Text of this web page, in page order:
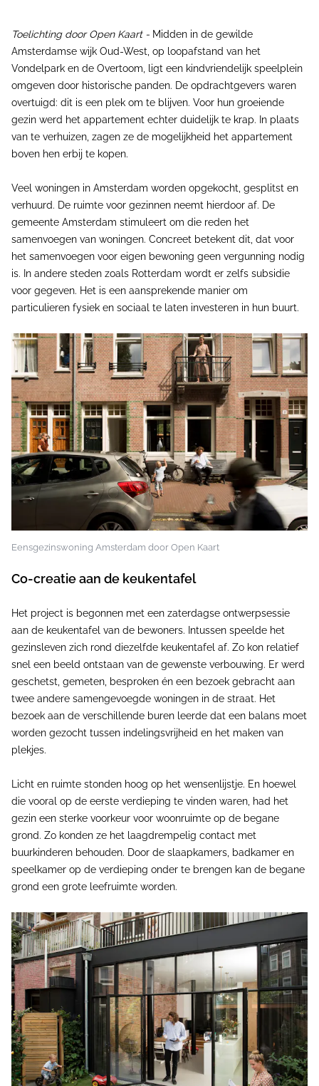
Toelichting door Open Kaart - Midden in de gewilde
Amsterdamse wijk Oud-West, op loopafstand van het
Vondelpark en de Overtoom, ligt een kindvriendelijk speelplein
omgeven door historische panden. De opdrachtgevers waren
overtuigd: dit is een plek om te blijven. Voor hun groeiende
gezin werd het appartement echter duidelijk te krap. In plaats
van te verhuizen, zagen ze de mogelijkheid het appartement
boven hen erbij te kopen.
Veel woningen in Amsterdam worden opgekocht, gesplitst en
verhuurd. De ruimte voor gezinnen neemt hierdoor af. De
gemeente Amsterdam stimuleert om die reden het
samenvoegen van woningen. Concreet betekent dit, dat voor
het samenvoegen voor eigen bewoning geen vergunning nodig
is. In andere steden zoals Rotterdam wordt er zelfs subsidie
voor gegeven. Het is een aansprekende manier om
particulieren fysiek en sociaal te laten investeren in hun buurt.
Eensgezinswoning Amsterdam door Open Kaart
Co-creatie aan de keukentafel
Het project is begonnen met een zaterdagse ontwerpsessie
aan de keukentafel van de bewoners. Intussen speelde het
gezinsleven zich rond diezelfde keukentafel af. Zo kon relatief
snel een beeld ontstaan van de gewenste verbouwing. Er werd
geschetst, gemeten, besproken én een bezoek gebracht aan
twee andere samengevoegde woningen in de straat. Het
bezoek aan de verschillende buren leerde dat een balans moet
worden gezocht tussen indelingsvrijheid en het maken van
plekjes.
Licht en ruimte stonden hoog op het wensenlijstje. En hoewel
die vooral op de eerste verdieping te vinden waren, had het
gezin een sterke voorkeur voor woonruimte op de begane
grond. Zo konden ze het laagdrempelig contact met
buurkinderen behouden. Door de slaapkamers, badkamer en
speelkamer op de verdieping onder te brengen kan de begane
grond een grote leefruimte worden.